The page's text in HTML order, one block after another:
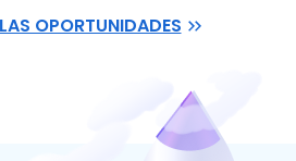
OPORTUNIDADES